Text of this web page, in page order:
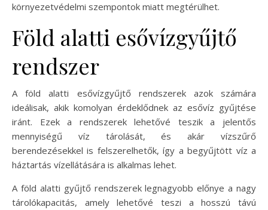
környezetvédelmi szempontok miatt megtérülhet.
Föld alatti esővízgyűjtő
rendszer
A föld alatti esővízgyűjtő rendszerek azok számára
ideálisak, akik komolyan érdeklődnek az esővíz gyűjtése
iránt. Ezek a rendszerek lehetővé teszik a jelentős
mennyiségű víz tárolását, és akár vízszűrő
berendezésekkel is felszerelhetők, így a begyűjtött víz a
háztartás vízellátására is alkalmas lehet.
A föld alatti gyűjtő rendszerek legnagyobb előnye a nagy
tárolókapacitás, amely lehetővé teszi a hosszú távú